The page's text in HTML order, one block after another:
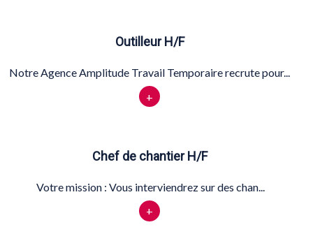
Outilleur H/F
Notre Agence Amplitude Travail Temporaire recrute pour...
+
Chef de chantier H/F
Votre mission : Vous interviendrez sur des chan...
+